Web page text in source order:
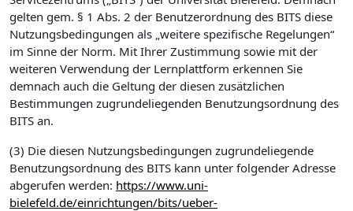
gelten gem. § 1 Abs. 2 der Benutzerordnung des BITS diese
Nutzungsbedingungen als „weitere spezifische Regelungen“
im Sinne der Norm. Mit Ihrer Zustimmung sowie mit der
weiteren Verwendung der Lernplattform erkennen Sie
demnach auch die Geltung der diesen zusätzlichen
Bestimmungen zugrundeliegenden Benutzungsordnung des
BITS an.
(3) Die diesen Nutzungsbedingungen zugrundeliegende
Benutzungsordnung des BITS kann unter folgender Adresse
abgerufen werden: https://www.uni-
bielefeld.de/einrichtungen/bits/ueber-